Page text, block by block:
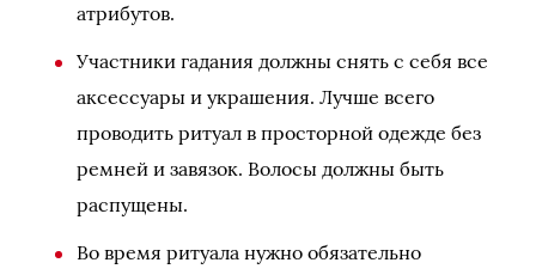
атрибутов.
Участники гадания должны снять с себя все
аксессуары и украшения. Лучше всего
проводить ритуал в просторной одежде без
ремней и завязок. Волосы должны быть
распущены.
Во время ритуала нужно обязательно